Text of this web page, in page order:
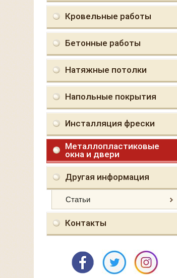
Кровельные работы
Бетонные работы
Натяжные потолки
Напольные покрытия
Инсталляция фрески
Металлопластиковые
окна и двери
Другая информация
Статьи
Контакты